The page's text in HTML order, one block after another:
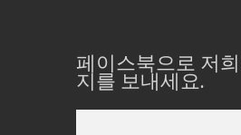
페이스북으로 저희
지를 보내세요.